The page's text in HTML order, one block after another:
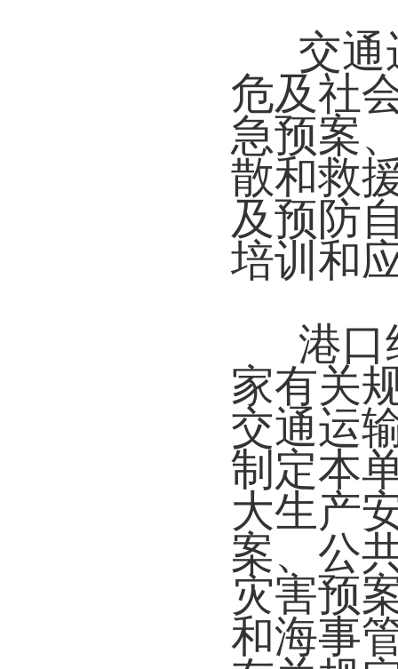
交通
危及社
急预案
散和救
及预防
培训和
港口
家有关
交通运
制定本
大生产
案、公
灾害预
和海事